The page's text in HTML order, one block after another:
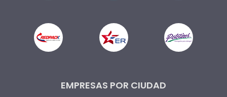
EMPRESAS POR CIUDAD